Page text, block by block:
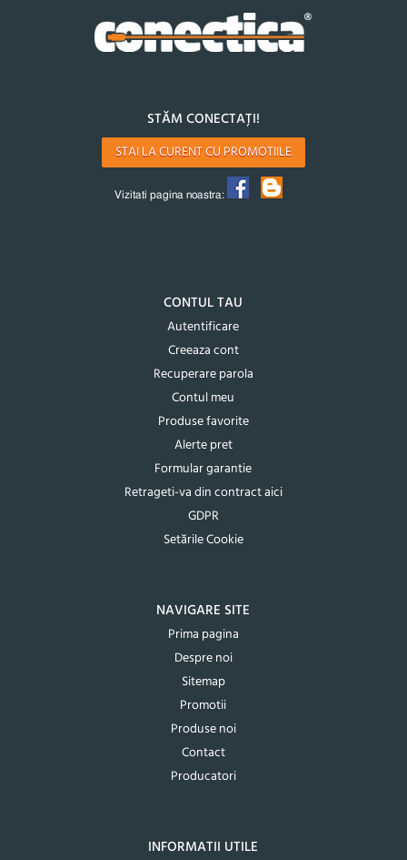
STĂM CONECTAȚI!
STAI LA CURENT CU PROMOTIILE
Vizitati pagina noastra:
CONTUL TAU
Autentificare
Creeaza cont
Recuperare parola
Contul meu
Produse favorite
Alerte pret
Formular garantie
Retrageti-va din contract aici
GDPR
Setările Cookie
NAVIGARE SITE
Prima pagina
Despre noi
Sitemap
Promotii
Produse noi
Contact
Producatori
INFORMATII UTILE